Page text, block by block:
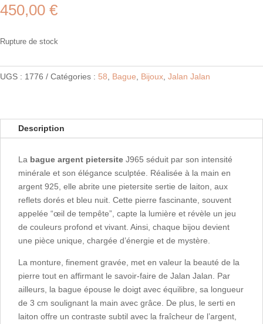
450,00 €
Rupture de stock
UGS : 1776 Catégories : 58 Bague Bijoux Jalan Jalan
Description
La bague argent pietersite J965 séduit par son intensité
minérale et son élégance sculptée. Réalisée à la main en
argent 925, elle abrite une pietersite sertie de laiton, aux
reflets dorés et bleu nuit. Cette pierre fascinante, souvent
appelée “œil de tempête”, capte la lumière et révèle un jeu
de couleurs profond et vivant. Ainsi, chaque bijou devient
une pièce unique, chargée d’énergie et de mystère.
La monture, finement gravée, met en valeur la beauté de la
pierre tout en affirmant le savoir-faire de Jalan Jalan. Par
ailleurs, la bague épouse le doigt avec équilibre, sa longueur
de 3 cm soulignant la main avec grâce. De plus, le serti en
laiton offre un contraste subtil avec la fraîcheur de l’argent,